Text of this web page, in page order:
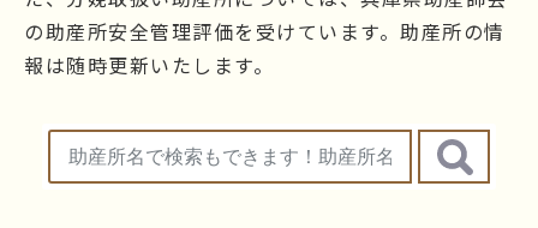
の助産所安全管理評価を受けています。助産所の情
報は随時更新いたします。